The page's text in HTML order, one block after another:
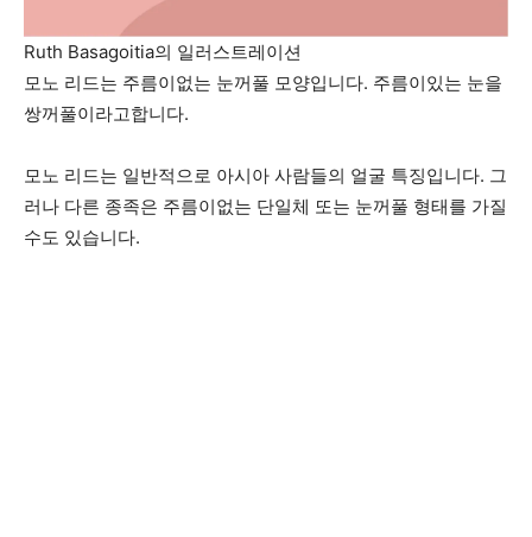
Ruth Basagoitia의 일러스트레이션
모노 리드는 주름이없는 눈꺼풀 모양입니다. 주름이있는 눈을
쌍꺼풀이라고합니다.
모노 리드는 일반적으로 아시아 사람들의 얼굴 특징입니다. 그
러나 다른 종족은 주름이없는 단일체 또는 눈꺼풀 형태를 가질
수도 있습니다.